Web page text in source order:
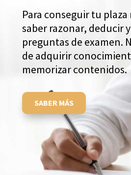
Para conseguir tu plaza
saber razonar, deducir
preguntas de examen.
de adquirir
memorizar contenidos.
SABER MÁS